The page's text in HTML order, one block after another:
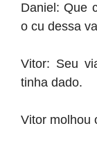
Daniel: Que
o cu dessa
Vitor: Seu
tinha dado.
Vitor molhou